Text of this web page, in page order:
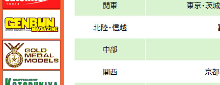
ゴールドメダルモデルズ